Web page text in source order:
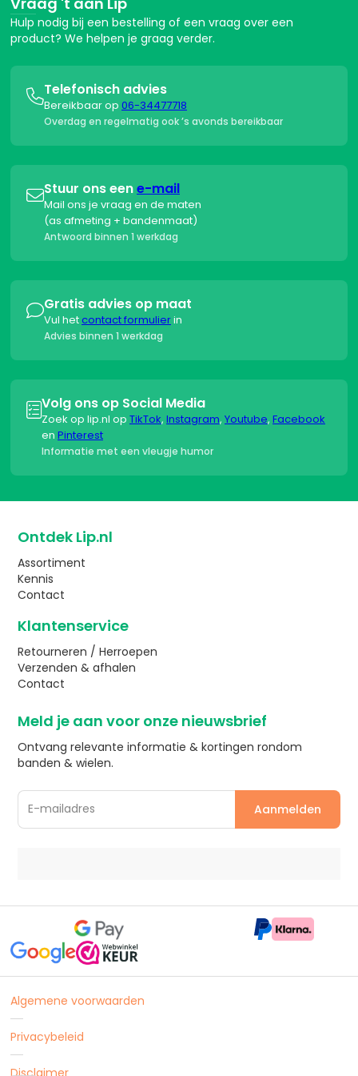
Hulp nodig bij een bestelling of een vraag over een
product? We helpen je graag verder.
Telefonisch advies
Bereikbaar op 06-34477718
Overdag en regelmatig ook ’s avonds bereikbaar
Stuur ons eene-mail
Mail ons je vraag en de maten
(as afmeting + bandenmaat)
Antwoord binnen 1 werkdag
Gratis advies op maat
Vul hetcontact formulierin
Advies binnen 1 werkdag
Volg ons op Social Media
Zoek op lip.nl op TikTok, Instagram, Youtube, Facebook
en Pinterest
Informatie met een vleugje humor
Ontdek Lip.nl
Assortiment
Kennis
Contact
Klantenservice
Retourneren / Herroepen
Verzenden & afhalen
Contact
Meld je aan voor onze nieuwsbrief
Ontvang relevante informatie & kortingen rondom
banden & wielen.
Algemene voorwaarden
Privacybeleid
Disclaimer